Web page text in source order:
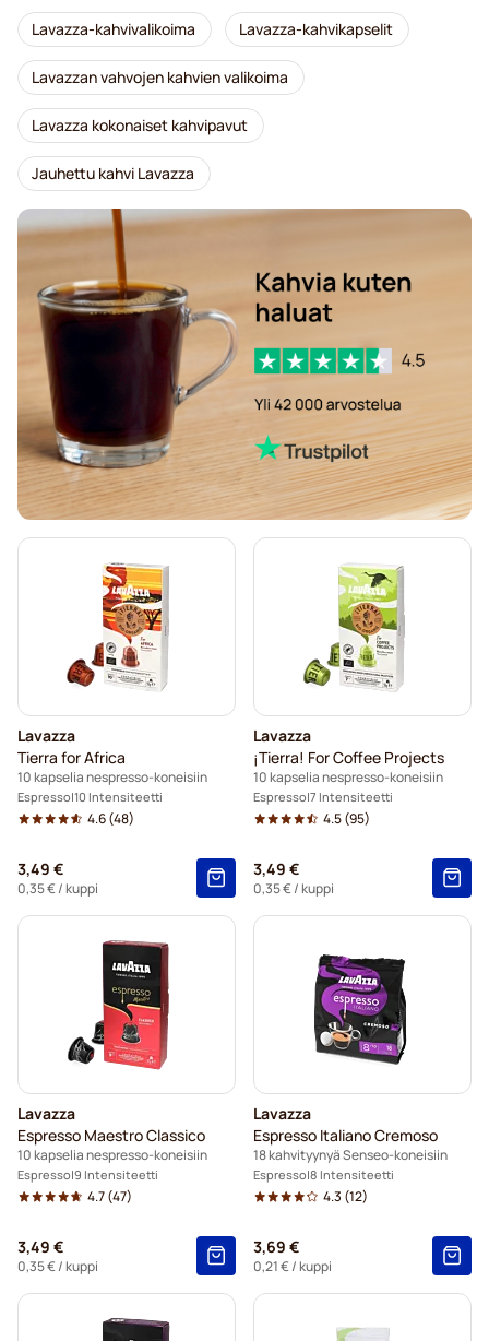
Lavazza
Tierra for Africa
10 kapselia nespresso-koneisiin
Espresso 10 Intensiteetti
4.6(48)
3,49 €
0,35 €/ kuppi
Lavazza
¡Tierra! For Coffee Projects
10 kapselia nespresso-koneisiin
Espresso 7 Intensiteetti
4.5(95)
3,49 €
0,35 €/ kuppi
Lavazza
Espresso Maestro Classico
10 kapselia nespresso-koneisiin
Espresso 9 Intensiteetti
4.7(47)
3,49 €
0,35 €/ kuppi
Lavazza
Espresso Italiano Cremoso
18 kahvityynyä Senseo-koneisiin
Espresso 8 Intensiteetti
4.3 (12)
3,69 €
0,21 €/ kuppi
Lavazza-kahvivalikoima Lavazza-kahvikapselit
Lavazzan vahvojen kahvien valikoima
Lavazza kokonaiset kahvipavut
Jauhettu kahvi Lavazza
Lavazza kapselit Lavazza A Modo Mio -koneisiin